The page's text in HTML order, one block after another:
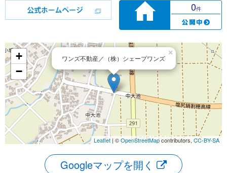
0件
ワンズ不動産／（株）シェープワンズ
×
+
−
Leaflet | ©OpenStreetMapcontributors, CC-BY-SA
Googleマップを開く